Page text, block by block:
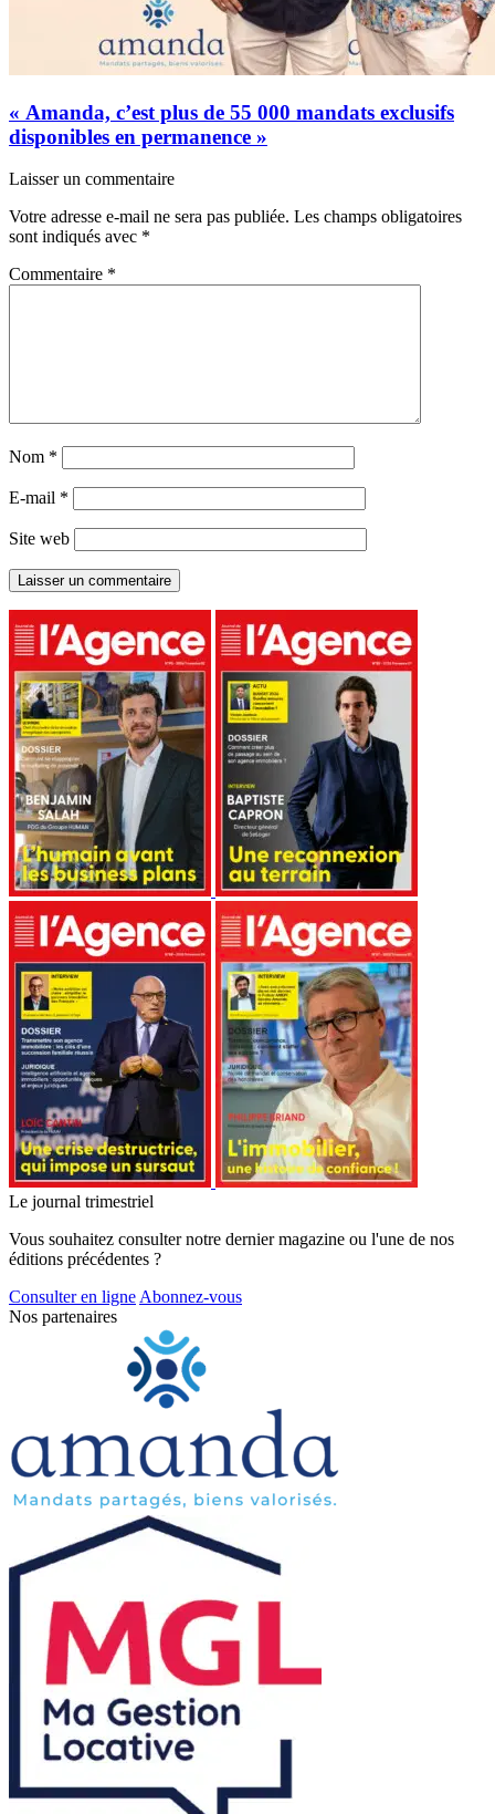
« Amanda, c’est plus de 55 000 mandats exclusifs
disponibles en permanence »
Laisser un commentaire
Votre adresse e-mail ne sera pas publiée. Les champs obligatoires
sont indiqués avec *
Commentaire *
Nom *
E-mail *
Site web
Le journal trimestriel
Vous souhaitez consulter notre dernier magazine ou l'une de nos
éditions précédentes ?
Consulter en ligneAbonnez-vous
Nos partenaires